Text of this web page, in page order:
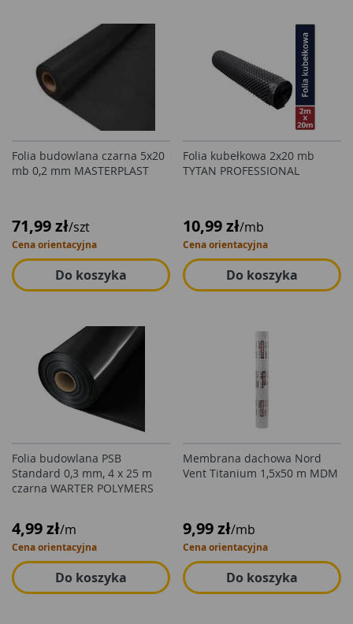
Folia budowlana czarna 5x20
mb 0,2 mm MASTERPLAST
71,99 zł/szt
Cena orientacyjna
Do koszyka
Folia kubełkowa 2x20 mb
TYTAN PROFESSIONAL
10,99 zł/mb
Cena orientacyjna
Do koszyka
Folia budowlana PSB
Standard 0,3 mm, 4 x 25 m
czarna WARTER POLYMERS
4,99 zł/m
Cena orientacyjna
Do koszyka
Membrana dachowa Nord
Vent Titanium 1,5x50 m MDM
9,99 zł/mb
Cena orientacyjna
Do koszyka